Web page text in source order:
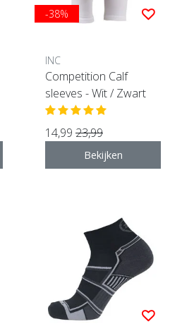
-38%
INC
Competition Calf
sleeves - Wit / Zwart
14,99 23,99
Bekijken